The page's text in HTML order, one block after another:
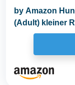
by Amazon
(Adult) kleiner